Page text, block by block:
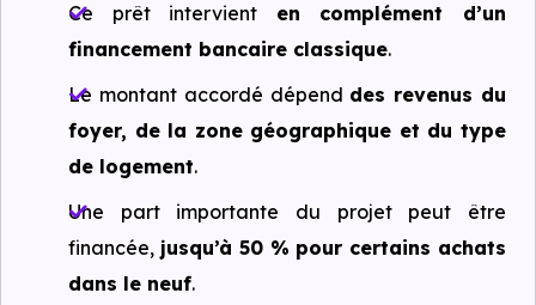
Ce prêt intervient en complément d’un
financement bancaire classique.
Le montant accordé dépend des revenus du
foyer, de la zone géographique et du type
de logement.
Une part importante du projet peut être
financée, jusqu’à 50 % pour certains achats
dans le neuf.